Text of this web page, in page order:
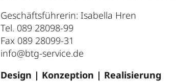
Geschäftsführerin: Isabella Hren
Tel. 089 28098-99
Fax 089 28099-31
info@btg-service.de
Design | Konzeption | Realisierung